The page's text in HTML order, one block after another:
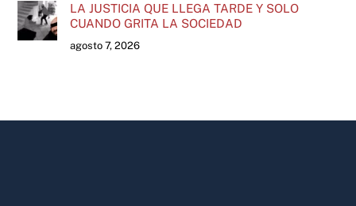
LA JUSTICIA QUE LLEGA TARDE Y SOLO
CUANDO GRITA LA SOCIEDAD
agosto 7, 2026